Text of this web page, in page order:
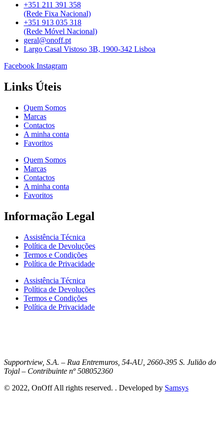
+351 211 391 358
(Rede Fixa Nacional)
+351 913 035 318
(Rede Móvel Nacional)
geral@onoff.pt
Largo Casal Vistoso 3B, 1900-342 Lisboa
Facebook Instagram
Links Úteis
Quem Somos
Marcas
Contactos
A minha conta
Favoritos
Quem Somos
Marcas
Contactos
A minha conta
Favoritos
Informação Legal
Assistência Técnica
Política de Devoluções
Termos e Condições
Política de Privacidade
Assistência Técnica
Política de Devoluções
Termos e Condições
Política de Privacidade
Supportview, S.A. – Rua Entremuros, 54-AU, 2660-395 S. Julião do
Tojal – Contribuinte nº 508052360
© 2022, OnOff All rights reserved. . Developed by Samsys